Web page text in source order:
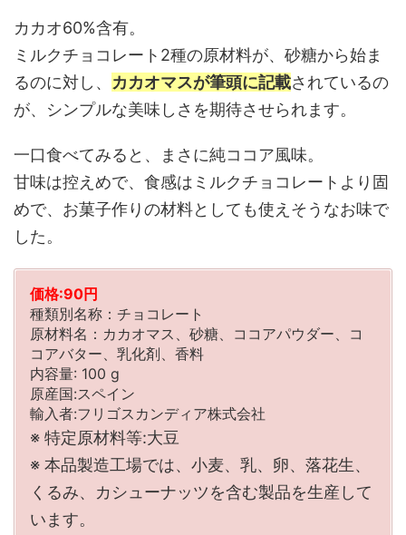
カカオ60%含有。
ミルクチョコレート2種の原材料が、砂糖から始ま
るのに対し、 カカオマスが筆頭に記載されているの
が、シンプルな美味しさを期待させられます。
一口食べてみると、まさに純ココア風味。
甘味は控えめで、食感はミルクチョコレートより固
めで、お菓子作りの材料としても使えそうなお味で
した。
価格:90円
種類別名称：チョコレート
原材料名：カカオマス、砂糖、ココアパウダー、コ
コアバター、乳化剤、香料
内容量: 100 g
原産国:スペイン
輸入者:フリゴスカンディア株式会社
※ 特定原材料等:大豆
※ 本品製造工場では、小麦、乳、卵、落花生、
くるみ、カシューナッツを含む製品を生産して
います。